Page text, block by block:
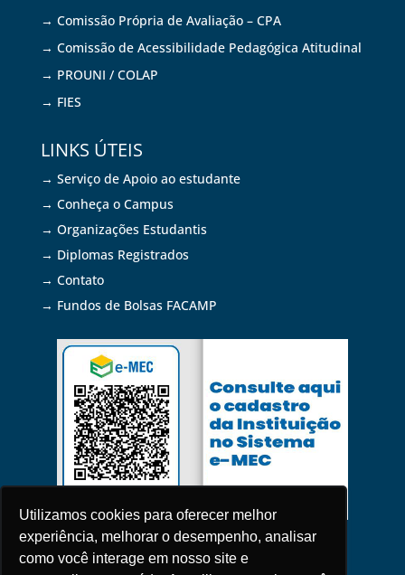
Utilizamos cookies para oferecer melhor
experiência, melhorar o desempenho, analisar
como você interage em nosso site e
→ Comissão Própria de Avaliação – CPA
→ Comissão de Acessibilidade Pedagógica Atitudinal
→ PROUNI / COLAP
→ FIES
LINKS ÚTEIS
→ Serviço de Apoio ao estudante
→ Conheça o Campus
→ Organizações Estudantis
→ Diplomas Registrados
→ Contato
→ Fundos de Bolsas FACAMP